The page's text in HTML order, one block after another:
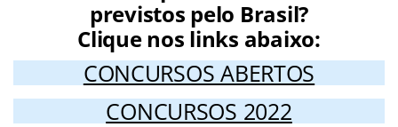
previstos pelo Brasil?
Clique nos links abaixo:
CONCURSOS ABERTOS
CONCURSOS 2022